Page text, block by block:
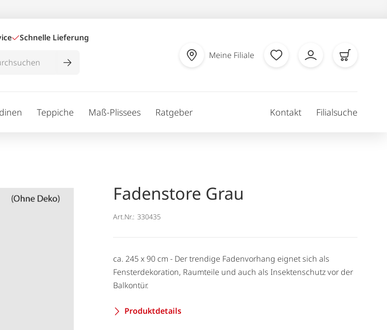
Schnelle Lieferung
Meine Filiale
Teppiche Maß-Plissees Ratgeber Kontakt Filialsuche
Fadenstore Grau
Art.Nr.: 330435
ca. 245 x 90 cm - Der trendige Fadenvorhang eignet sich als
Fensterdekoration, Raumteile und auch als Insektenschutz vor der
Balkontür.
Produktdetails